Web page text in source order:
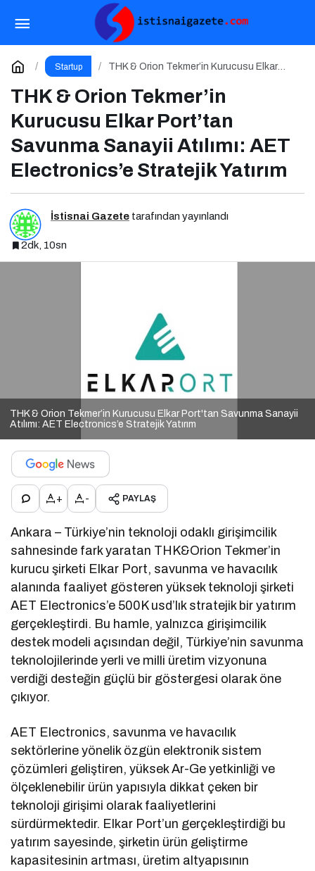
Startup
THK & Orion Tekmer’in Kurucusu Elkar
Electronics’e Stratejik Yatırım
THK & Orion Tekmer’in
Kurucusu Elkar Port’tan
Savunma Sanayii Atılımı: AET
Electronics’e Stratejik Yatırım
İstisnai Gazete tarafından yayınlandı
2dk, 10sn
THK & Orion Tekmer’in Kurucusu Elkar Port'tan Savunma Sanayii
Atılımı: AET Electronics’e Stratejik Yatırım
+ - PAYLAŞ
Ankara – Türkiye’nin teknoloji odaklı girişimcilik
sahnesinde fark yaratan THK&Orion Tekmer’in
kurucu şirketi Elkar Port, savunma ve havacılık
alanında faaliyet gösteren yüksek teknoloji şirketi
AET Electronics’e 500K usd’lık stratejik bir yatırım
gerçekleştirdi. Bu hamle, yalnızca girişimcilik
destek modeli açısından değil, Türkiye’nin savunma
teknolojilerinde yerli ve milli üretim vizyonuna
verdiği desteğin güçlü bir göstergesi olarak öne
çıkıyor.
AET Electronics, savunma ve havacılık
sektörlerine yönelik özgün elektronik sistem
çözümleri geliştiren, yüksek Ar-Ge yetkinliği ve
ölçeklenebilir ürün yapısıyla dikkat çeken bir
teknoloji girişimi olarak faaliyetlerini
sürdürmektedir. Elkar Port’un gerçekleştirdiği bu
yatırım sayesinde, şirketin ürün geliştirme
kapasitesinin artması, üretim altyapısının
Tech İstanbul Büyüme Programı Yeni
Başvurulara Kapılarını Açtı
Yorum Yap